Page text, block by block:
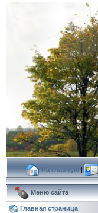
На главную|
Меню сайта
Главная страница